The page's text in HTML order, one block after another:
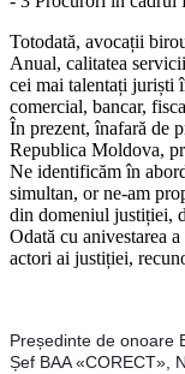
Totodată, avocații
Anual, calitatea
cei mai talentați juriști
comercial, bancar,
În prezent, înafară de
Republica Moldova,
Ne identificăm în
simultan, or ne-am
din domeniul justiției,
Odată cu anivestarea
actori ai justiției,
Președinte de onoare
Șef BAA «CORECT»,